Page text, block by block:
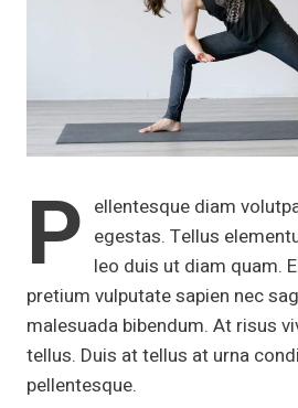
P ellentesque diam
egestas. Tellus
leo duis ut diam quam.
pretium vulputate sapien nec
malesuada bibendum. At risus
tellus. Duis at tellus at urna
pellentesque.